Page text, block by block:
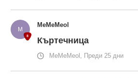
MeMeMeol
Къртечница
MeMeMeol, Преди 25 дни